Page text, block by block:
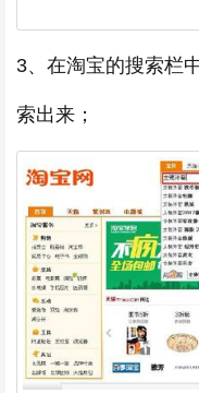
3、在淘宝的搜索栏
索出来；